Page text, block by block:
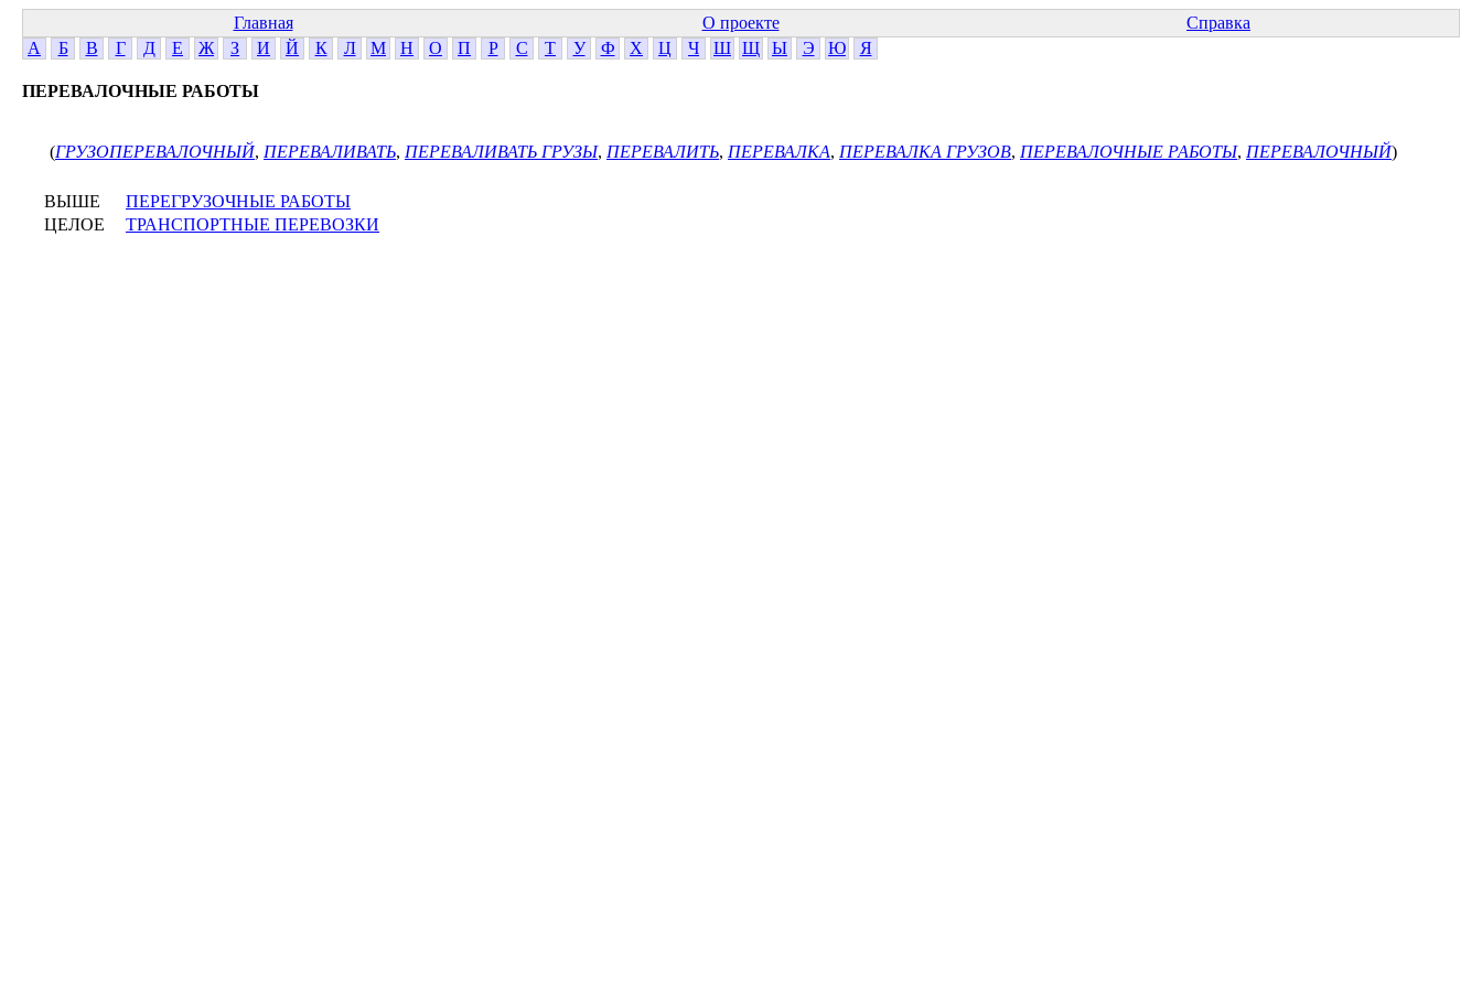
Главная О проекте
Справка
А
Б В Г Д Е Ж З И Й К Л М Н О П Р С Т У Ф Х Ц Ч Ш Щ Ы Э Ю Я
ПЕРЕВАЛОЧНЫЕ РАБОТЫ
(ГРУЗОПЕРЕВАЛОЧНЫЙ, ПЕРЕВАЛИВАТЬ, ПЕРЕВАЛИВАТЬ ГРУЗЫ, ПЕРЕВАЛИТЬ, ПЕРЕВАЛКА, ПЕРЕВАЛКА ГРУЗОВ, ПЕРЕВАЛОЧНЫЕ РАБОТЫ, ПЕРЕВАЛОЧНЫЙ)
ВЫШЕ
ПЕРЕГРУЗОЧНЫЕ РАБОТЫ
ЦЕЛОЕ
ТРАНСПОРТНЫЕ ПЕРЕВОЗКИ